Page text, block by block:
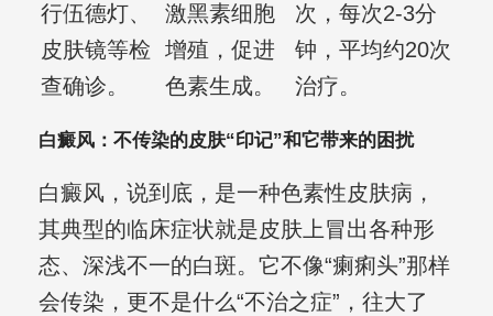
行伍德灯、
皮肤镜等检
查确诊。
激黑素细胞
增殖，促进
色素生成。
次，每次2-3分
钟，平均约20次
治疗。
白癜风：不传染的皮肤“印记”和它带来的困扰
白癜风，说到底，是一种色素性皮肤病，
其典型的临床症状就是皮肤上冒出各种形
态、深浅不一的白斑。它不像“瘌痢头”那样
会传染，更不是什么“不治之症”，往大了